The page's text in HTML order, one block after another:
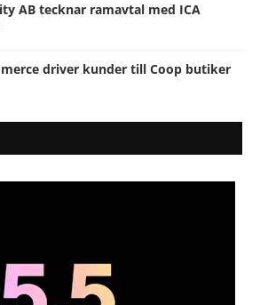
AB tecknar ramavtal med ICA
driver kunder till Coop butiker